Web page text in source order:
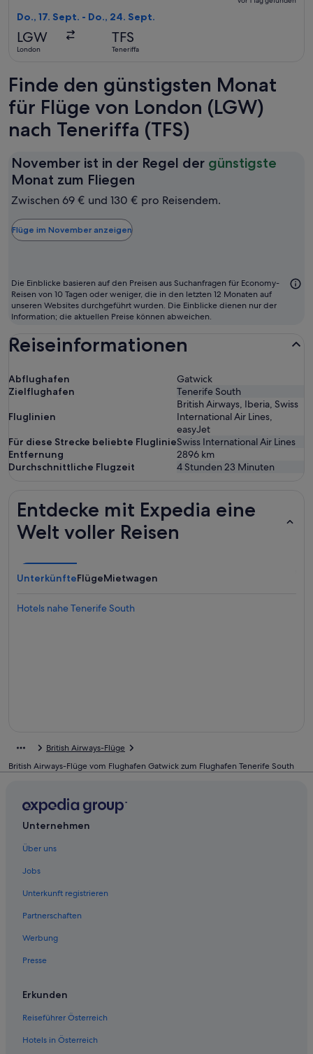
Do., 17. Sept. - Do., 24. Sept.
LGW
London
TFS
Teneriffa
Finde den günstigsten Monat
für Flüge von London (LGW)
nach Teneriffa (TFS)
November ist in der Regel der günstigste
Monat zum Fliegen
ist
günstigste
Monat
zum
Zwischen 69 € und 130 € pro Reisendem.
Flüge im November anzeigen
Die Einblicke basieren auf den Preisen aus Suchanfragen für Economy-
Reisen von 10 Tagen oder weniger, die in den letzten 12 Monaten auf
unseren Websites durchgeführt wurden. Die Einblicke dienen nur der
Information; die aktuellen Preise können abweichen.
Reiseinformationen
Abflughafen
Gatwick
Zielflughafen
Tenerife South
Fluglinien
British Airways, Iberia, Swiss
International Air Lines,
easyJet
Für diese Strecke beliebte FluglinieSwiss International Air Lines
Entfernung
2896 km
Durchschnittliche Flugzeit
4 Stunden 23 Minuten
Entdecke mit Expedia eine
Welt voller Reisen
UnterkünfteFlügeMietwagen
Hotels nahe Tenerife South
British Airways-Flüge
British Airways-Flüge vom Flughafen Gatwick zum Flughafen Tenerife South
Unternehmen
Über uns
Jobs
Unterkunft registrieren
Partnerschaften
Werbung
Presse
Erkunden
Reiseführer Österreich
Hotels in Österreich